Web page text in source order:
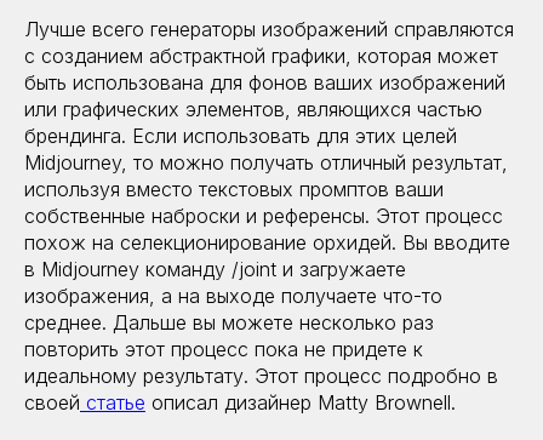
Лучше всего генераторы изображений справляются
с созданием абстрактной графики, которая может
быть использована для фонов ваших изображений
или графических элементов, являющихся частью
брендинга. Если использовать для этих целей
Midjourney, то можно получать отличный результат,
используя вместо текстовых промптов ваши
собственные наброски и референсы. Этот процесс
похож на селекционирование орхидей. Вы вводите
в Midjourney команду /joint и загружаете
изображения, а на выходе получаете что-то
среднее. Дальше вы можете несколько раз
повторить этот процесс пока не придете к
идеальному результату. Этот процесс подробно в
своей статье описал дизайнер Matty Brownell.